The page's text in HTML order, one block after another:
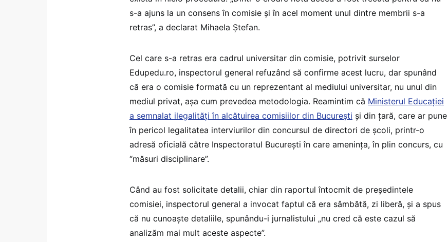
s-a ajuns la un consens în comisie și în acel moment unul dintre membrii s-a
retras”, a declarat Mihaela Ștefan.
Cel care s-a retras era cadrul universitar din comisie, potrivit surselor
Edupedu.ro, inspectorul general refuzând să confirme acest lucru, dar spunând
că era o comisie formată cu un reprezentant al mediului universitar, nu unul din
mediul privat, așa cum prevedea metodologia. Reamintim că Ministerul Educației
a semnalat ilegalități în alcătuirea comisiilor din București și din țară, care ar pune
în pericol legalitatea interviurilor din concursul de directori de școli, printr-o
adresă oficială către Inspectoratul București în care amenința, în plin concurs, cu
“măsuri disciplinare”.
Când au fost solicitate detalii, chiar din raportul întocmit de președintele
comisiei, inspectorul general a invocat faptul că era sâmbătă, zi liberă, și a spus
că nu cunoaște detaliile, spunându-i jurnalistului „nu cred că este cazul să
analizăm mai mult aceste aspecte”.